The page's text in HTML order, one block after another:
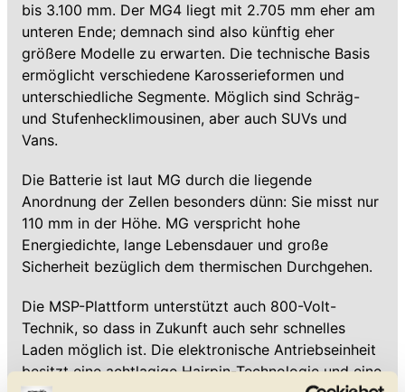
bis 3.100 mm. Der MG4 liegt mit 2.705 mm eher am
unteren Ende; demnach sind also künftig eher
größere Modelle zu erwarten. Die technische Basis
ermöglicht verschiedene Karosserieformen und
unterschiedliche Segmente. Möglich sind Schräg-
und Stufenhecklimousinen, aber auch SUVs und
Vans.
Die Batterie ist laut MG durch die liegende
Anordnung der Zellen besonders dünn: Sie misst nur
110 mm in der Höhe. MG verspricht hohe
Energiedichte, lange Lebensdauer und große
Sicherheit bezüglich dem thermischen Durchgehen.
Die MSP-Plattform unterstützt auch 800-Volt-
Technik, so dass in Zukunft auch sehr schnelles
Laden möglich ist. Die elektronische Antriebseinheit
besitzt eine achtlagige Hairpin-Technologie und eine